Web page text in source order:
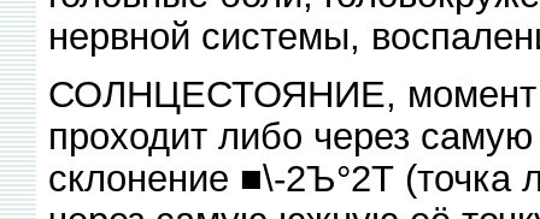
нервной системы,
СОЛНЦЕСТОЯНИЕ, момент
проходит либо через
склонение ■\-2Ъ°2Т